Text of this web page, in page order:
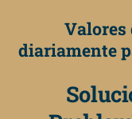
Valores
diariamente